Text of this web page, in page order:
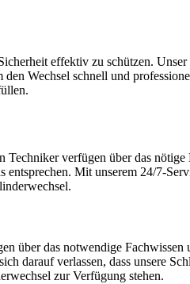
effektiv zu schützen.
Wechsel schnell und
verfügen über das
Mit unserem 24/7-
über das notwendige
darauf verlassen, dass unsere
zur Verfügung stehen.